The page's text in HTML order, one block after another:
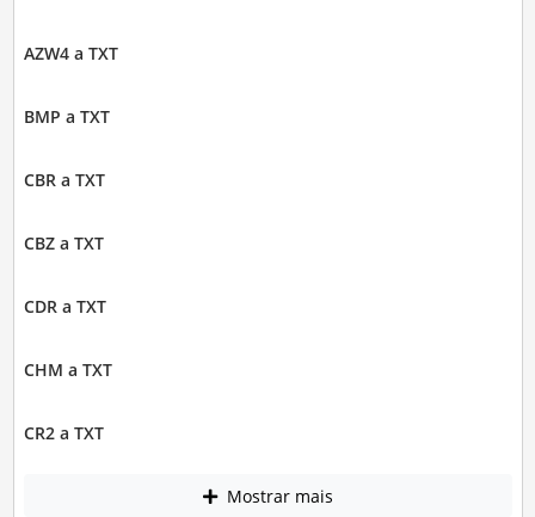
AZW4 a TXT
BMP a TXT
CBR a TXT
CBZ a TXT
CDR a TXT
CHM a TXT
CR2 a TXT
Mostrar mais